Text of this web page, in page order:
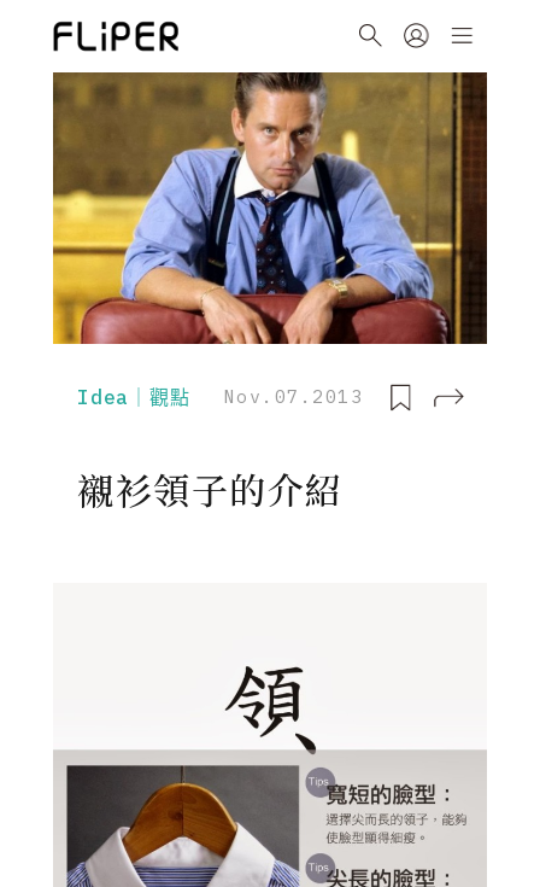
Idea｜觀點 Nov.07.2013
襯衫領子的介紹